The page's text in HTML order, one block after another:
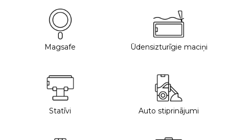
Magsafe Ūdensizturīgie maciņi
Statīvi Auto stiprinājumi